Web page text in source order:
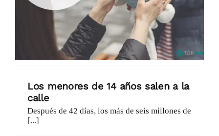
Encargo Exprés
Contacto
Los menores de 14 años salen a la
calle
Después de 42 días, los más de seis millones de
[...]